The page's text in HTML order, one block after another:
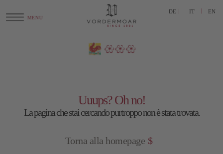
DE IT EN
Uuups? Oh no!
La pagina che stai cercando purtroppo non è stata trovata.
Torna alla homepage